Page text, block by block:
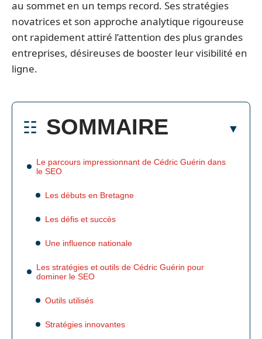
au sommet en un temps record. Ses stratégies
novatrices et son approche analytique rigoureuse
ont rapidement attiré l’attention des plus grandes
entreprises, désireuses de booster leur visibilité en
ligne.
SOMMAIRE
Le parcours impressionnant de Cédric Guérin dans
le SEO
Les débuts en Bretagne
Les défis et succès
Une influence nationale
Les stratégies et outils de Cédric Guérin pour
dominer le SEO
Outils utilisés
Stratégies innovantes